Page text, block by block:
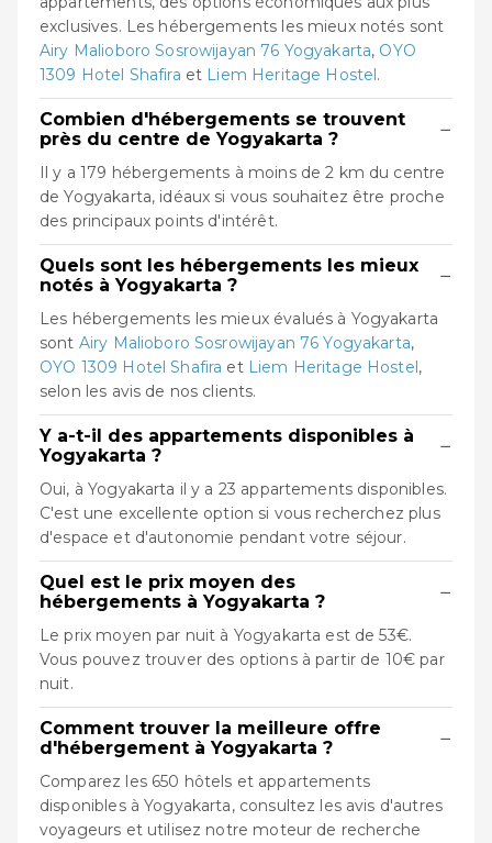
exclusives. Les hébergements les mieux notés sont
Airy Malioboro Sosrowijayan 76 Yogyakarta, OYO
1309 Hotel Shafira et Liem Heritage Hostel.
Combien d'hébergements se trouvent
près du centre de Yogyakarta ?
−
Il y a 179 hébergements à moins de 2 km du centre
de Yogyakarta, idéaux si vous souhaitez être proche
des principaux points d'intérêt.
Quels sont les hébergements les mieux
notés à Yogyakarta ?
−
Les hébergements les mieux évalués à Yogyakarta
sont Airy Malioboro Sosrowijayan 76 Yogyakarta,
OYO 1309 Hotel Shafira et Liem Heritage Hostel,
selon les avis de nos clients.
Y a-t-il des appartements disponibles à
Yogyakarta ?
−
Oui, à Yogyakarta il y a 23 appartements disponibles.
C'est une excellente option si vous recherchez plus
d'espace et d'autonomie pendant votre séjour.
Quel est le prix moyen des
hébergements à Yogyakarta ?
−
Le prix moyen par nuit à Yogyakarta est de 53€.
Vous pouvez trouver des options à partir de 10€ par
nuit.
Comment trouver la meilleure offre
d'hébergement à Yogyakarta ?
−
Comparez les 650 hôtels et appartements
disponibles à Yogyakarta, consultez les avis d'autres
voyageurs et utilisez notre moteur de recherche